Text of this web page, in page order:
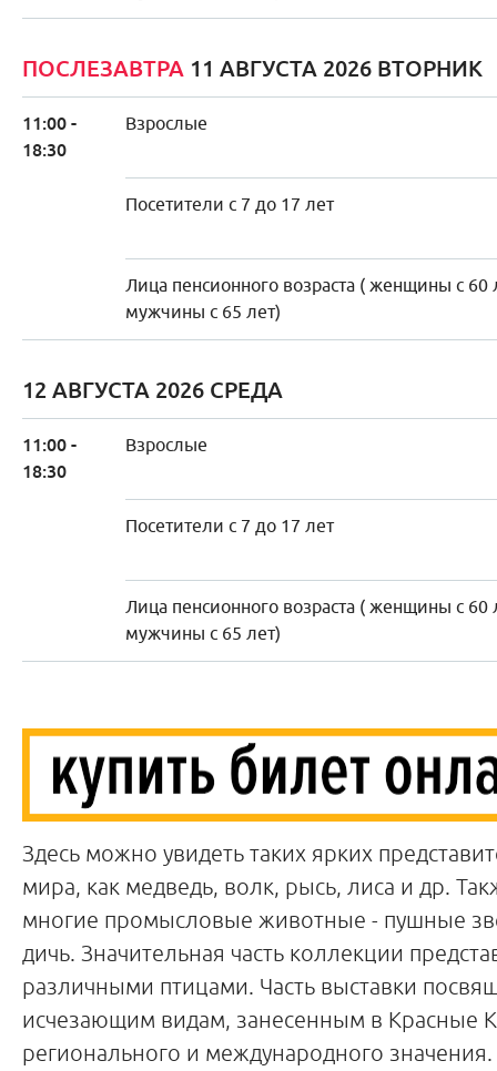
ПОСЛЕЗАВТРА 11 АВГУСТА 2026 ВТОРНИК
11:00 -
18:30
Взрослые
Посетители с 7 до 17 лет
Лица пенсионного возраста ( женщины с 60
мужчины с 65 лет)
12 АВГУСТА 2026 СРЕДА
11:00 -
18:30
Взрослые
Посетители с 7 до 17 лет
Лица пенсионного возраста ( женщины с 60
мужчины с 65 лет)
Здесь можно увидеть таких ярких
мира, как медведь, волк, рысь, лиса и др.
многие промысловые животные - пушные
дичь. Значительная часть коллекции
различными птицами. Часть выставки
исчезающим видам, занесенным в Красные
регионального и международного значения.